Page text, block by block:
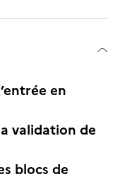
en
validation de
blocs de